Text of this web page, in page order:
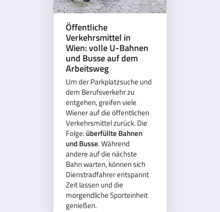
Öffentliche
Verkehrsmittel in
Wien: volle U-Bahnen
und Busse auf dem
Arbeitsweg
Um der Parkplatzsuche und
dem Berufsverkehr zu
entgehen, greifen viele
Wiener auf die öffentlichen
Verkehrsmittel zurück. Die
Folge:überfüllte Bahnen
und Busse. Während
andere auf die nächste
Bahn warten, können sich
Dienstradfahrer entspannt
Zeit lassen und die
morgendliche Sporteinheit
genießen.